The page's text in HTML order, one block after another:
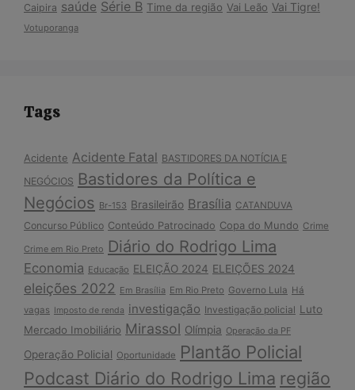
Caipira saúde Série B Time da região Vai Leão Vai Tigre!
Votuporanga
Tags
Acidente Acidente Fatal BASTIDORES DA NOTÍCIA E
NEGÓCIOS Bastidores da Política e
Negócios Br-153 Brasileirão Brasília CATANDUVA
Concurso Público Conteúdo Patrocinado Copa do Mundo Crime
Crime em Rio Preto Diário do Rodrigo Lima
Economia Educação ELEIÇÃO 2024 ELEIÇÕES 2024
eleições 2022 Em Brasília Em Rio Preto Governo Lula Há
vagas
Imposto de renda investigação Investigação policial Luto
Mercado Imobiliário Mirassol Olímpia Operação da PF
Operação Policial Oportunidade Plantão Policial
Podcast Diário do Rodrigo Lima região